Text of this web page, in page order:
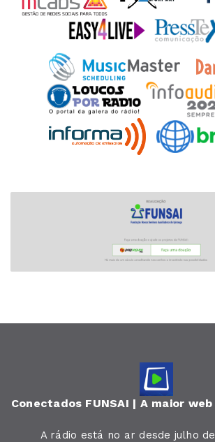
Conectados FUNSAI | A maior
A rádio está no ar desde julho de